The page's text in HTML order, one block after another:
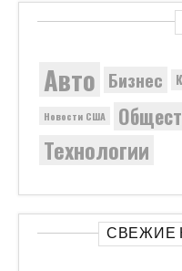
Авто Бизнес
Новости США
Технологии
СВЕЖИЕ